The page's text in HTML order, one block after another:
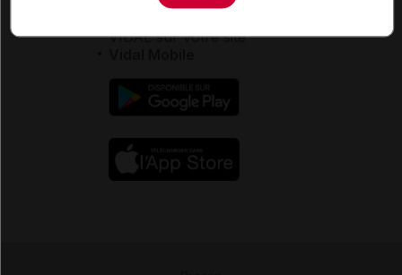
VIDAL sur votre site